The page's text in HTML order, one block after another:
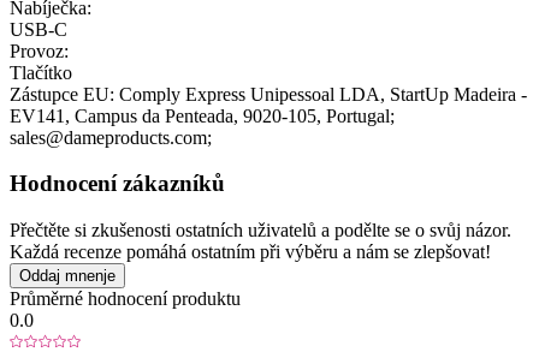
Nabíječka:
USB-C
Provoz:
Tlačítko
Zástupce EU: Comply Express Unipessoal LDA, StartUp Madeira -
EV141, Campus da Penteada, 9020-105, Portugal;
sales@dameproducts.com;
Hodnocení zákazníků
Přečtěte si zkušenosti ostatních uživatelů a podělte se o svůj názor.
Každá recenze pomáhá ostatním při výběru a nám se zlepšovat!
Oddaj mnenje
Průměrné hodnocení produktu
0.0